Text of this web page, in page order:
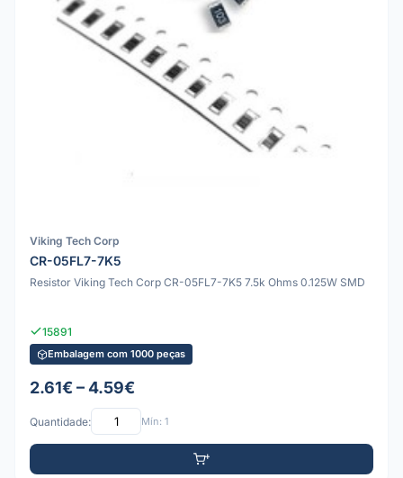
Viking Tech Corp
CR-05FL7-7K5
Resistor Viking Tech Corp CR-05FL7-7K5 7.5k Ohms 0.125W SMD
15891
Embalagem com 1000 peças
2.61€ – 4.59€
Quantidade: Mín: 1